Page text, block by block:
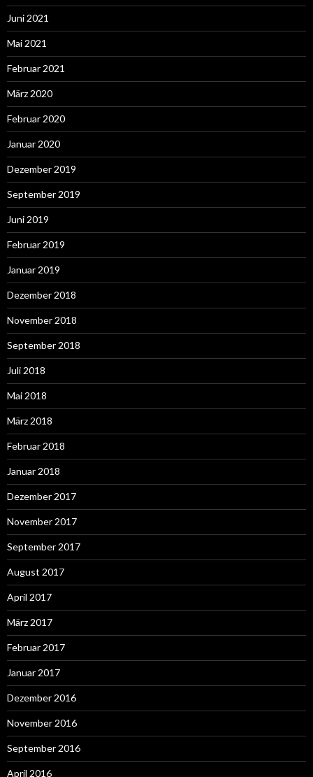
Juni 2021
Mai 2021
Februar 2021
März 2020
Februar 2020
Januar 2020
Dezember 2019
September 2019
Juni 2019
Februar 2019
Januar 2019
Dezember 2018
November 2018
September 2018
Juli 2018
Mai 2018
März 2018
Februar 2018
Januar 2018
Dezember 2017
November 2017
September 2017
August 2017
April 2017
März 2017
Februar 2017
Januar 2017
Dezember 2016
November 2016
September 2016
April 2016